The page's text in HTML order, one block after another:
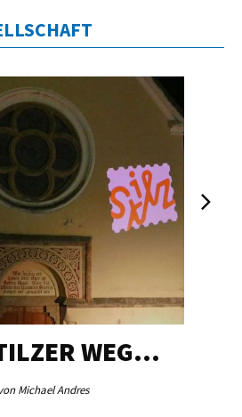
WEG…
Michael Andres